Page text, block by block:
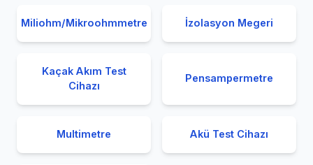
Miliohm/Mikroohmmetre İzolasyon Megeri
Kaçak Akım Test
Cihazı
Pensampermetre
Multimetre Akü Test Cihazı